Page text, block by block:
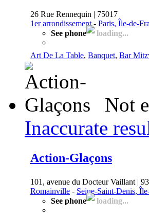
26 Rue Rennequin | 75017
1er arrondissement- Paris, Île-de-
See phone
loading...
Art De La Table, Banquet, Bar
Not
Inaccurate
Action-Glaçons
101, avenue du Docteur Vaillant |
Romainville - Seine-Saint-Denis,
See phone
loading...